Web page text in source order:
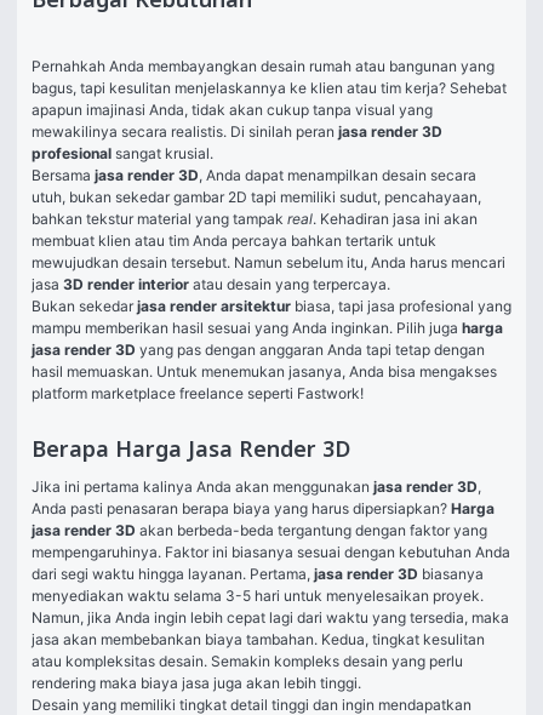
Pernahkah Anda membayangkan desain rumah atau bangunan yang
bagus, tapi kesulitan menjelaskannya ke klien atau tim kerja? Sehebat
apapun imajinasi Anda, tidak akan cukup tanpa visual yang
mewakilinya secara realistis. Di sinilah peran jasa render 3D
profesional sangat krusial.
Bersama jasa render 3D, Anda dapat menampilkan desain secara
utuh, bukan sekedar gambar 2D tapi memiliki sudut, pencahayaan,
bahkan tekstur material yang tampak real. Kehadiran jasa ini akan
membuat klien atau tim Anda percaya bahkan tertarik untuk
mewujudkan desain tersebut. Namun sebelum itu, Anda harus mencari
jasa 3D render interior atau desain yang terpercaya.
Bukan sekedar jasa render arsitektur biasa, tapi jasa profesional yang
mampu memberikan hasil sesuai yang Anda inginkan. Pilih juga harga
jasa render 3D yang pas dengan anggaran Anda tapi tetap dengan
hasil memuaskan. Untuk menemukan jasanya, Anda bisa mengakses
platform marketplace freelance seperti Fastwork!
Berapa Harga Jasa Render 3D
Jika ini pertama kalinya Anda akan menggunakan jasa render 3D,
Anda pasti penasaran berapa biaya yang harus dipersiapkan? Harga
jasa render 3D akan berbeda-beda tergantung dengan faktor yang
mempengaruhinya. Faktor ini biasanya sesuai dengan kebutuhan Anda
dari segi waktu hingga layanan. Pertama, jasa render 3D biasanya
menyediakan waktu selama 3-5 hari untuk menyelesaikan proyek.
Namun, jika Anda ingin lebih cepat lagi dari waktu yang tersedia, maka
jasa akan membebankan biaya tambahan. Kedua, tingkat kesulitan
atau kompleksitas desain. Semakin kompleks desain yang perlu
rendering maka biaya jasa juga akan lebih tinggi.
Desain yang memiliki tingkat detail tinggi dan ingin mendapatkan